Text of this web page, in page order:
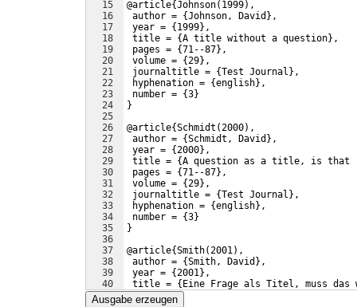
15
16
17
18
19
20
21
22
23
24
25
26
27
28
29
30
31
32
33
34
35
36
37
38
39
40
41
@article{Johnson( 1999) ,
author = {Johnson, David } ,
year = { 1999} ,
title = {A title without a question} ,
pages = {71--87} ,
volume = {29} ,
journaltitle = {Test Journal } ,
hyphenation = {english} ,
number = {3}
}
@article{Schmidt (2000) ,
author = {Schmidt, David } ,
year = {2000} ,
title = {A question as a title, is that
pages = {71--87} ,
volume = {29} ,
journaltitle = {Test Journal } ,
hyphenation = {english} ,
number = {3}
}
@article{Smith(2001) ,
author = {Smith, David } ,
year = {2001} ,
title = { Eine Frage als Titel, muss
pages = {71--87
Ausgabe erzeugen